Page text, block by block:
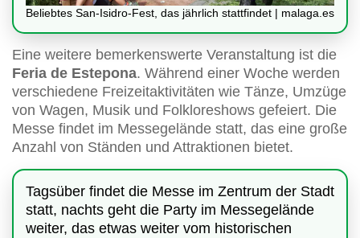
Beliebtes San-Isidro-Fest, das jährlich stattfindet | malaga.es
Eine weitere bemerkenswerte Veranstaltung ist die
Feria de Estepona. Während einer Woche werden
verschiedene Freizeitaktivitäten wie Tänze, Umzüge
von Wagen, Musik und Folkloreshows gefeiert. Die
Messe findet im Messegelände statt, das eine große
Anzahl von Ständen und Attraktionen bietet.
Tagsüber findet die Messe im Zentrum der Stadt
statt, nachts geht die Party im Messegelände
weiter, das etwas weiter vom historischen